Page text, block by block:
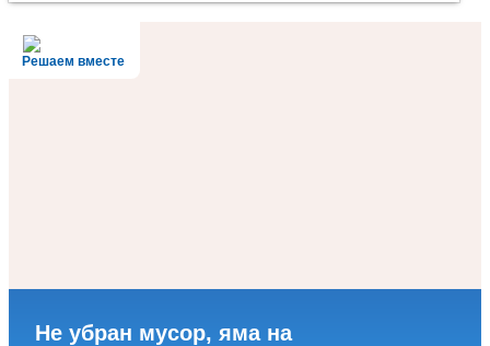
Решаем вместе
Не убран мусор, яма на